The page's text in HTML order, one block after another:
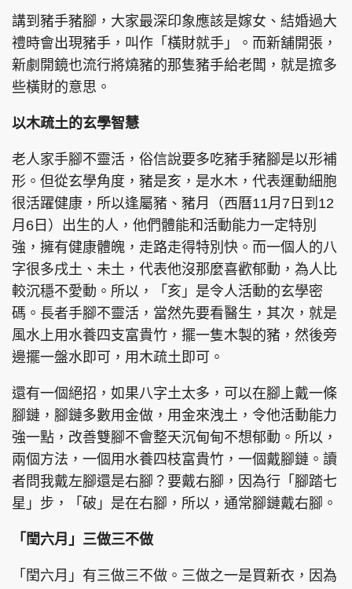
隱私政策聲明
Copyright © 東周網 版權所有 . 不得轉載
講到豬手豬腳，大家最深印象應該是嫁女、結婚過大
禮時會出現豬手，叫作「橫財就手」。而新舖開張，
新劇開鏡也流行將燒豬的那隻豬手給老闆，就是搲多
些橫財的意思。
以木疏土的玄學智慧
老人家手腳不靈活，俗信說要多吃豬手豬腳是以形補
形。但從玄學角度，豬是亥，是水木，代表運動細胞
很活躍健康，所以逢屬豬、豬月（西曆11月7日到12
月6日）出生的人，他們體能和活動能力一定特別
強，擁有健康體魄，走路走得特別快。而一個人的八
字很多戌土、未土，代表他沒那麼喜歡郁動，為人比
較沉穩不愛動。所以，「亥」是令人活動的玄學密
碼。長者手腳不靈活，當然先要看醫生，其次，就是
風水上用水養四支富貴竹，擺一隻木製的豬，然後旁
邊擺一盤水即可，用木疏土即可。
還有一個絕招，如果八字土太多，可以在腳上戴一條
腳鏈，腳鏈多數用金做，用金來洩土，令他活動能力
強一點，改善雙腳不會整天沉甸甸不想郁動。所以，
兩個方法，一個用水養四枝富貴竹，一個戴腳鏈。讀
者問我戴左腳還是右腳？要戴右腳，因為行「腳踏七
星」步，「破」是在右腳，所以，通常腳鏈戴右腳。
「閏六月」三做三不做
「閏六月」有三做三不做。三做之一是買新衣，因為